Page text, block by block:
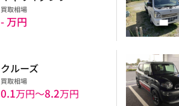
買取相場
- 万円
クルーズ
買取相場
0.1万円〜8.2万円